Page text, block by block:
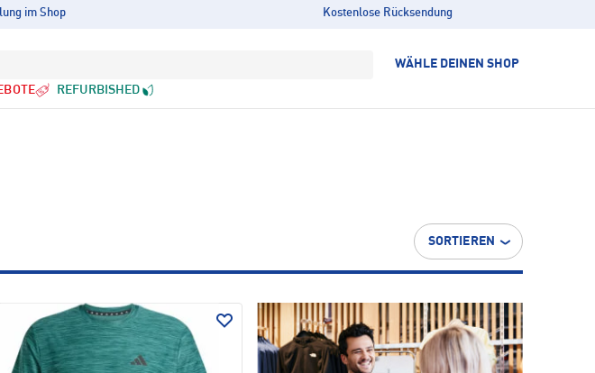
im Shop Kostenlose Rücksendung
WÄHLE DEINEN SHOP
REFURBISHED
SORTIEREN